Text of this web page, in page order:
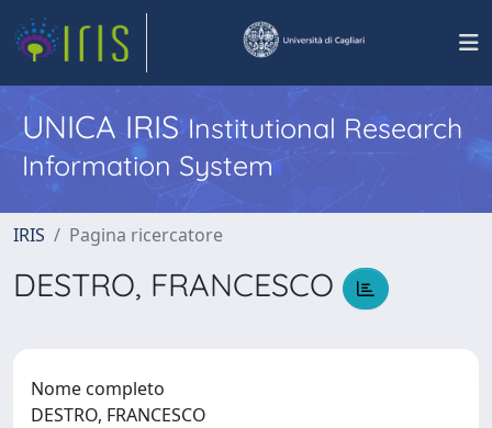
UNICA IRISInstitutional Research
Information System
IRIS Pagina ricercatore
DESTRO, FRANCESCO
Nome completo
DESTRO, FRANCESCO